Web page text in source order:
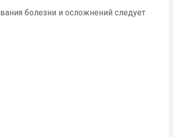
болезни и осложнений следует